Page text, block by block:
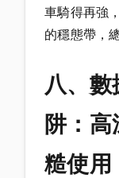
車騎得再強
的穩態帶，
八、數
阱：
糙使用